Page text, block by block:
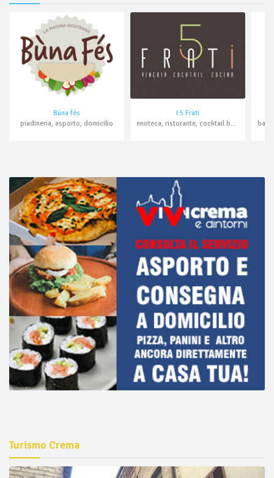
Bùna fés
piadineria, asporto, domicilio
I 5 Frati
enoteca, ristorante, cocktail bar, asporto, domicilio
Turismo Crema